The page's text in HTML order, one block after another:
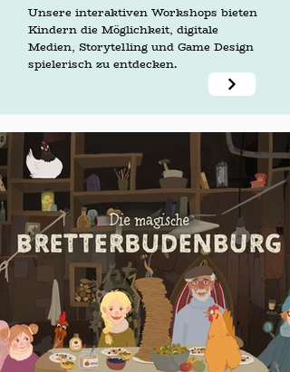
Unsere interaktiven Workshops bieten
Kindern die Möglichkeit, digitale
Medien, Storytelling und Game Design
spielerisch zu entdecken. ​